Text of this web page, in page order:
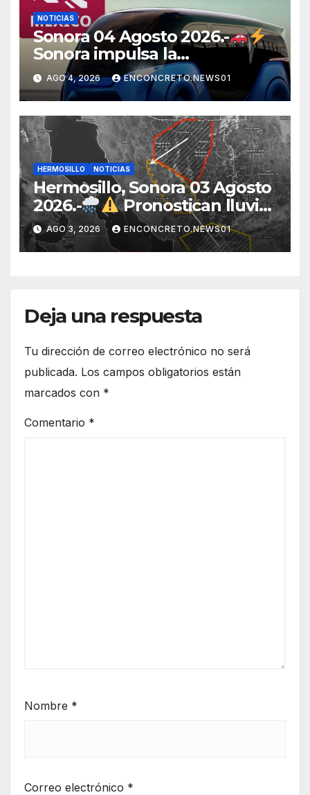
NOTICIAS
Sonora 04 Agosto 2026.-
Sonora impulsa la
electromovilidad con
«Beyond», un vehículo
eléctrico desarrollado junto al
ITH
AGO 4, 2026 ENCONCRETO.NEWS01
HERMOSILLO NOTICIAS
Hermosillo, Sonora 03 Agosto
2026.-
Pronostican lluvias
para Hermosillo esta noche;
norte de Sonora registra
mayor potencial de
AGO 3, 2026 ENCONCRETO.NEWS01
Deja una respuesta
Tu dirección de correo electrónico no será
publicada. Los campos obligatorios están
marcados con *
Comentario *
Nombre *
Correo electrónico *